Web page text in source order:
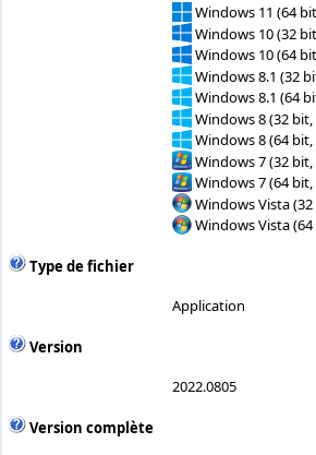
Windows 11 (64
Windows 10 (32
Windows 10 (64
Windows 8.1 (32
Windows 8.1 (64
Windows 8 (32 bit,
Windows 8 (64 bit,
Windows 7 (32 bit,
Windows 7 (64 bit,
Windows Vista
Windows Vista
Type de fichier
Application
Version
2022.0805
Version complète